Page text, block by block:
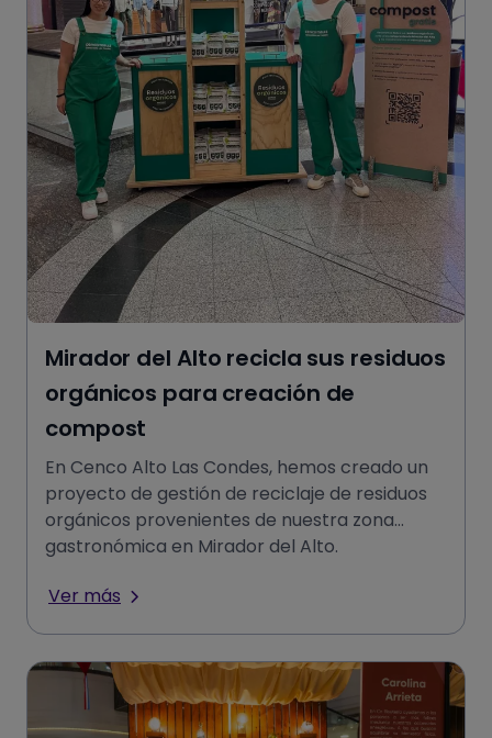
Mirador del Alto recicla sus residuos
orgánicos para creación de
compost
En Cenco Alto Las Condes, hemos creado un
proyecto de gestión de reciclaje de residuos
orgánicos provenientes de nuestra zona
gastronómica en Mirador del Alto.
Ver más